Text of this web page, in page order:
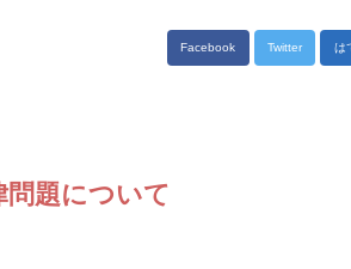
Facebook Twitter は
題について